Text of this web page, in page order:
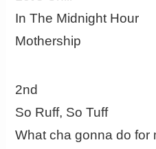
In The Midnight Hour
Mothership
2nd
So Ruff, So Tuff
What cha gonna do for